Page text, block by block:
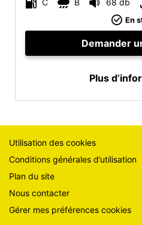
C B 68 db
En
Demander
Plus
Utilisation des cookies
Conditions générales d’utilisation
Plan du site
Nous contacter
Gérer mes préférences cookies